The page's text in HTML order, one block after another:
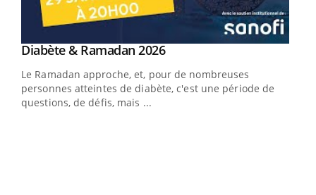
Youtube
Diabète & Ramadan 2026Youtube
Le Ramadan approche, et, pour de nombreuses
personnes atteintes de diabète, c'est une période de
questions, de défis, mais ...